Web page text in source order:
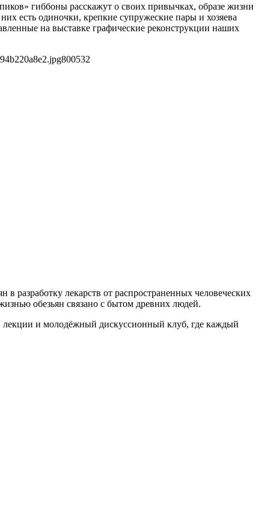
гиббоны расскажут о своих привычках, образе жизни
есть одиночки, крепкие супружеские пары и хозяева
на выставке графические реконструкции наших
800532
разработку лекарств от распространенных человеческих
обезьян связано с бытом древних людей.
лекции и молодёжный дискуссионный клуб, где каждый